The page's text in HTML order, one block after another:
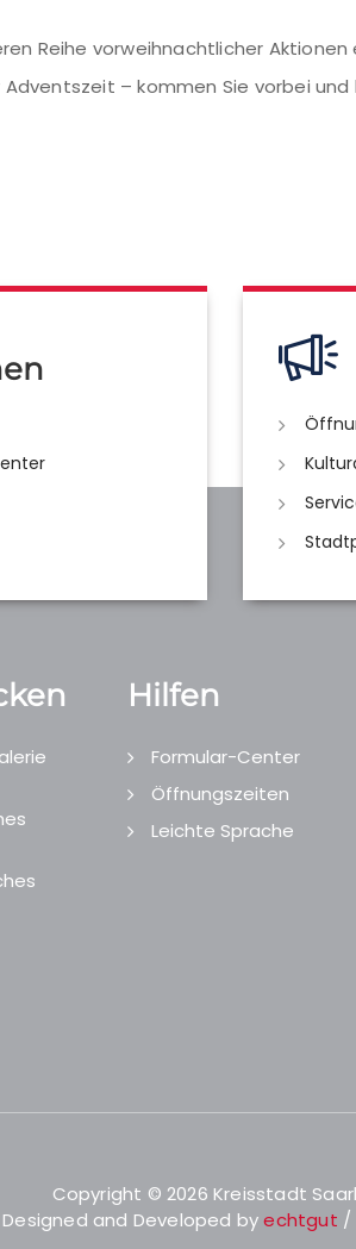
Reihe vorweihnachtlicher Aktionen
– kommen Sie vorbei und
Hilfen
Formular-Center
Öffnungszeiten
Leichte Sprache
Copyright © 2026 Kreisstadt
Designed and Developed byechtgut /